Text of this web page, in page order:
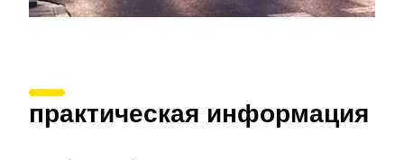
практическая информация